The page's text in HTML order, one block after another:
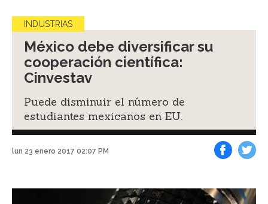
INDUSTRIAS
México debe diversificar su
cooperación científica:
Cinvestav
Puede disminuir el número de
estudiantes mexicanos en EU.
lun 23 enero 2017 02:07 PM